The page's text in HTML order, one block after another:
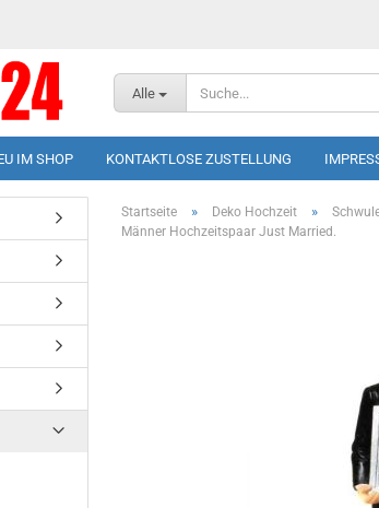
Alle
IM SHOP KONTAKTLOSE ZUSTELLUNG
Startseite » Deko Hochzeit »
Männer Hochzeitspaar Just Married.